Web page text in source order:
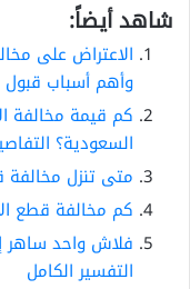
شاهد أيضاً:
الاعتراض على
وأهم أسباب قبول
كم قيمة مخالفة
السعودية؟
متى تنزل
كم مخالفة قطع
فلاش واحد ساهر
التفسير الكامل